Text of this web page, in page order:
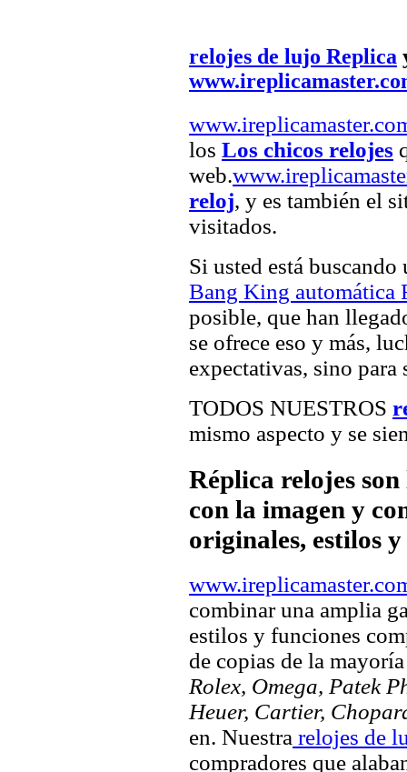
relojes de lujo Replica
los Los chicos relojes
web.
reloj, y es también el
visitados.
Si usted está
Bang King automática
posible, que han
se ofrece eso y más,
expectativas, sino para
TODOS NUESTROS
mismo aspecto y se
Réplica relojes
con la imagen y
originales, estilos
combinar una amplia
estilos y funciones
de copias de la
Rolex, Omega, Patek
Heuer, Cartier,
en. Nuestra relojes de
compradores que